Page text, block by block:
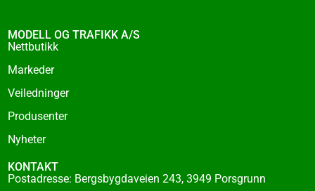
o
o
-
f
MODELL OG TRAFIKK A/S
Nettbutikk
Markeder
Veiledninger
Produsenter
Nyheter
KONTAKT
Postadresse: Bergsbygdaveien 243, 3949 Porsgrunn